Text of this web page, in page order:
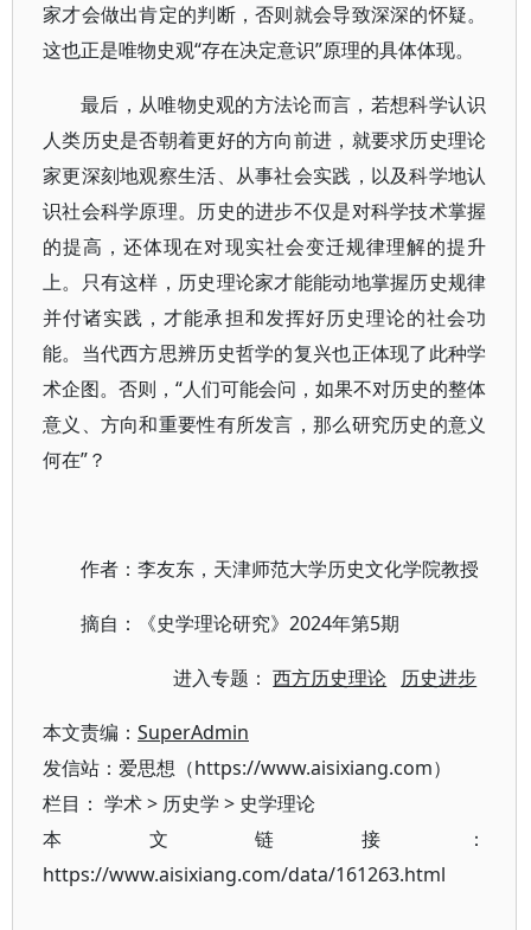
家才会做出肯定的判断，否则就会导致深深的怀疑。
这也正是唯物史观“存在决定意识”原理的具体体现。
最后，从唯物史观的方法论而言，若想科学认识
人类历史是否朝着更好的方向前进，就要求历史理论
家更深刻地观察生活、从事社会实践，以及科学地认
识社会科学原理。历史的进步不仅是对科学技术掌握
的提高，还体现在对现实社会变迁规律理解的提升
上。只有这样，历史理论家才能能动地掌握历史规律
并付诸实践，才能承担和发挥好历史理论的社会功
能。当代西方思辨历史哲学的复兴也正体现了此种学
术企图。否则，“人们可能会问，如果不对历史的整体
意义、方向和重要性有所发言，那么研究历史的意义
何在”？
作者：李友东，天津师范大学历史文化学院教授
摘自：《史学理论研究》2024年第5期
进入专题：西方历史理论 历史进步
本文责编： SuperAdmin
发信站：爱思想（https://www.aisixiang.com）
栏目： 学术> 历史学 > 史学理论
本文链接：
https://www.aisixiang.com/data/161263.html